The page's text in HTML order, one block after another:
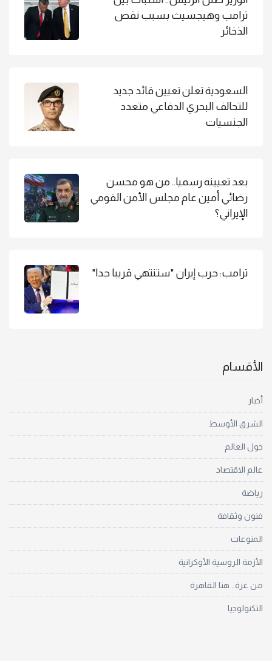
ترامب وهيجسيث بسبب نقص
الذخائر
السعودية تعلن تعيين قائد جديد
للتحالف البحري الدفاعي متعدد
الجنسيات
بعد تعيينه رسميا.. من هو محسن
رضائي أمين عام مجلس الأمن القومي
الإيراني؟
ترامب: حرب إيران "ستنتهي قريبا جدا"
الأقسام
أخبار
الشرق الأوسط
حول العالم
عالم الاقتصاد
رياضة
فنون وثقافة
المنوعات
الأزمة الروسية الأوكرانية
من غزة.. هنا القاهرة
التكنولوجيا